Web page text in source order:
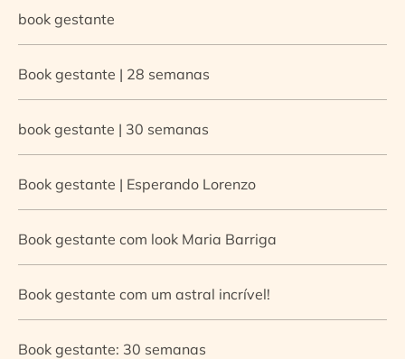
book gestante
Book gestante | 28 semanas
book gestante | 30 semanas
Book gestante | Esperando Lorenzo
Book gestante com look Maria Barriga
Book gestante com um astral incrível!
Book gestante: 30 semanas